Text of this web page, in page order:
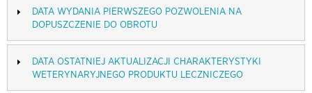
DATA WYDANIA PIERWSZEGO POZWOLENIA NA
DOPUSZCZENIE DO OBROTU
DATA OSTATNIEJ AKTUALIZACJI CHARAKTERYSTYKI
WETERYNARYJNEGO PRODUKTU LECZNICZEGO